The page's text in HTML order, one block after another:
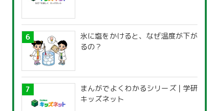
氷に塩をかけると、なぜ温度が下が
るの？
まんがでよくわかるシリーズ | 学研
キッズネット